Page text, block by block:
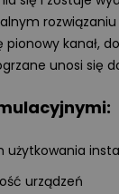
kanał,
unosi się
użytkowania
urządzeń